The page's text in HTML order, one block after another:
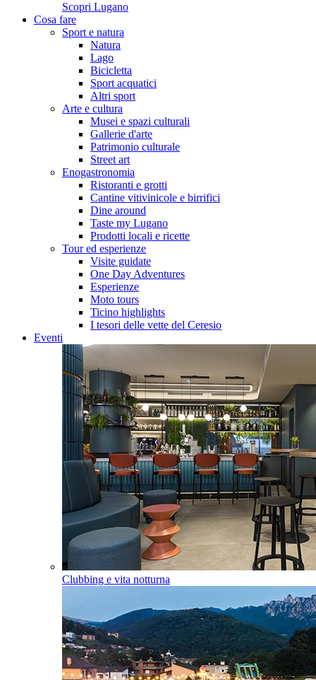
Scopri Lugano
Cosa fare
Sport e natura
Natura
Lago
Bicicletta
Sport acquatici
Altri sport
Arte e cultura
Musei e spazi culturali
Gallerie d'arte
Patrimonio culturale
Street art
Enogastronomia
Ristoranti e grotti
Cantine vitivinicole e birrifici
Dine around
Taste my Lugano
Prodotti locali e ricette
Tour ed esperienze
Visite guidate
One Day Adventures
Esperienze
Moto tours
Ticino highlights
I tesori delle vette del Ceresio
Eventi
Clubbing e vita notturna